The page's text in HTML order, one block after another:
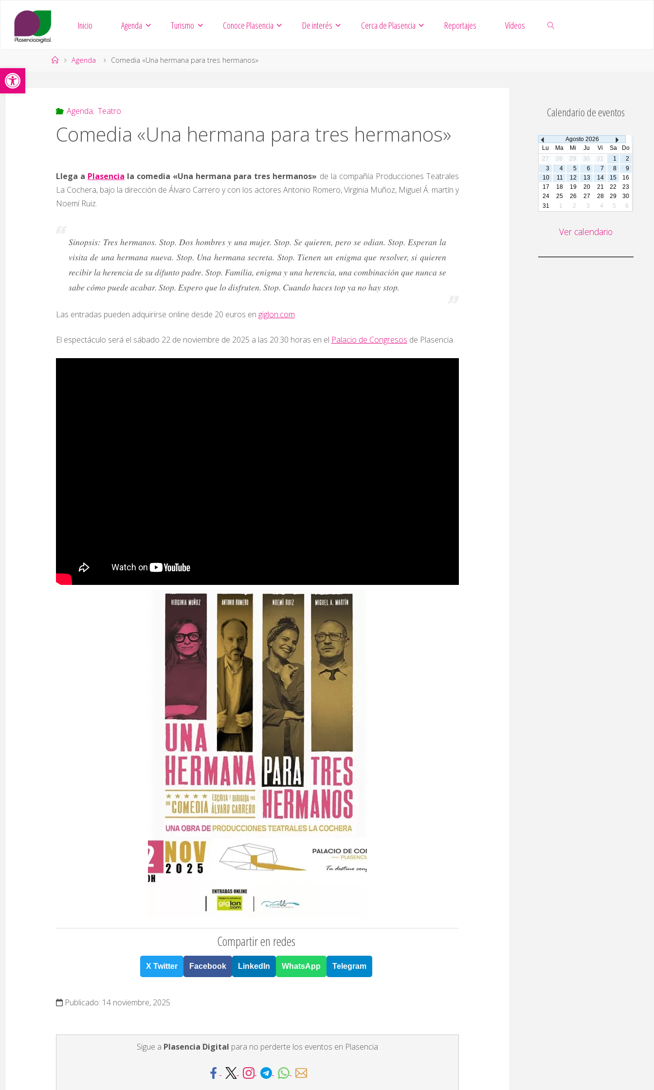
Abrir barra de herramientas
contenido
Inicio Agenda Turismo Conoce Plasencia De interés Cerca de Plasencia Reportajes Vídeos
PáginaAgenda Comedia «Una hermana para tres hermanos»
Agenda, Teatro
Comedia «Una hermana para tres hermanos»
Llega a Plasencia la comedia «Una hermana para tres hermanos» de la compañía Producciones Teatrales
La Cochera, bajo la dirección de Álvaro Carrero y con los actores Antonio Romero, Virginia Muñoz, Miguel Á. martín y
Noemí Ruiz.
Sinopsis: Tres hermanos. Stop. Dos hombres y una mujer. Stop. Se quieren, pero se odian. Stop. Esperan la
visita de una hermana nueva. Stop. Una hermana secreta. Stop. Tienen un enigma que resolver, si quieren
recibir la herencia de su difunto padre. Stop. Familia, enigma y una herencia, una combinación que nunca se
sabe cómo puede acabar. Stop. Espero que lo disfruten. Stop. Cuando haces top ya no hay stop.
Las entradas pueden adquirirse online desde 20 euros en giglon.com
El espectáculo será el sábado 22 de noviembre de 2025 a las 20:30 horas en el Palacio de Congresos de Plasencia.
Compartir en redes
X Twitter Facebook LinkedIn WhatsApp Telegram
Publicado: 14 noviembre, 2025
Sigue a Plasencia Digital para no perderte los eventos en Plasencia
Calendario de eventos
Agosto 2026
Lu
Ma Mi Ju Vi Sa
Do
27
28 29 30 31 1
2
3
4 5 6 7 8
9
10
11 12 13 14 15
16
17
18 19 20 21 22
23
24
25 26 27 28 29
30
31
1 2 3 4 5 6
Ver calendario